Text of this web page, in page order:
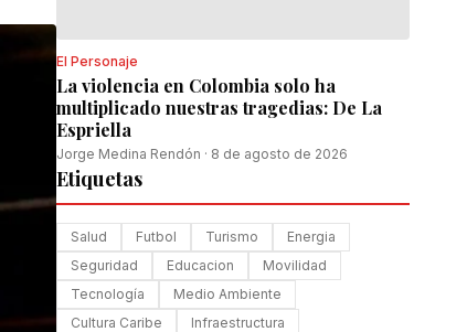
El Personaje
La violencia en Colombia solo ha
multiplicado nuestras tragedias: De La
Espriella
Jorge Medina Rendón · 8 de agosto de 2026
Etiquetas
Salud Futbol Turismo
Energia
Seguridad
Educacion
Movilidad
Tecnología
Medio Ambiente
Cultura Caribe
Infraestructura